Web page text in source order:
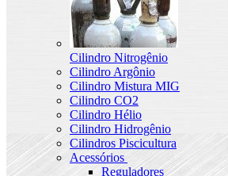
Cilindro Nitrogênio
Cilindro Argônio
Cilindro Mistura MIG
Cilindro CO2
Cilindro Hélio
Cilindro Hidrogênio
Cilindros Piscicultura
Acessórios
Reguladores